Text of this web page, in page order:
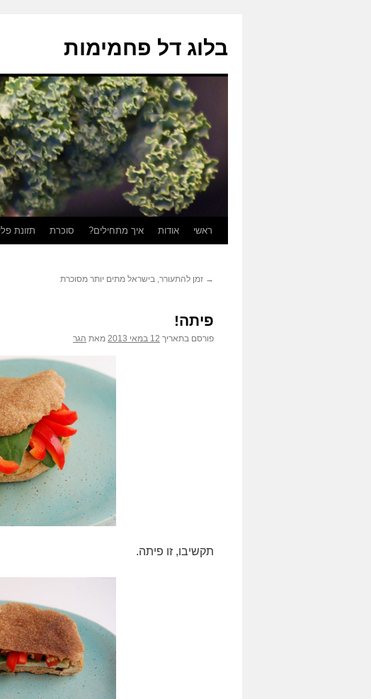
בלוג דל פחמימות
לדלג
ראשי אודות איך מתחילים? סוכרת תזונת
→ זמן להתעורר, בישראל מתים יותר מסוכרת
פיתה!
פורסם בתאריך 12 במאי 2013 מאת הגר
תקשיבו, זו פיתה.